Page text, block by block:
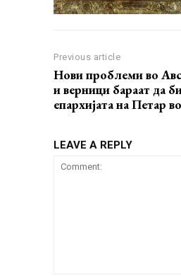
Previous article
Нови проблеми во
и верници бараат да
епархијата на Петар
LEAVE A REPLY